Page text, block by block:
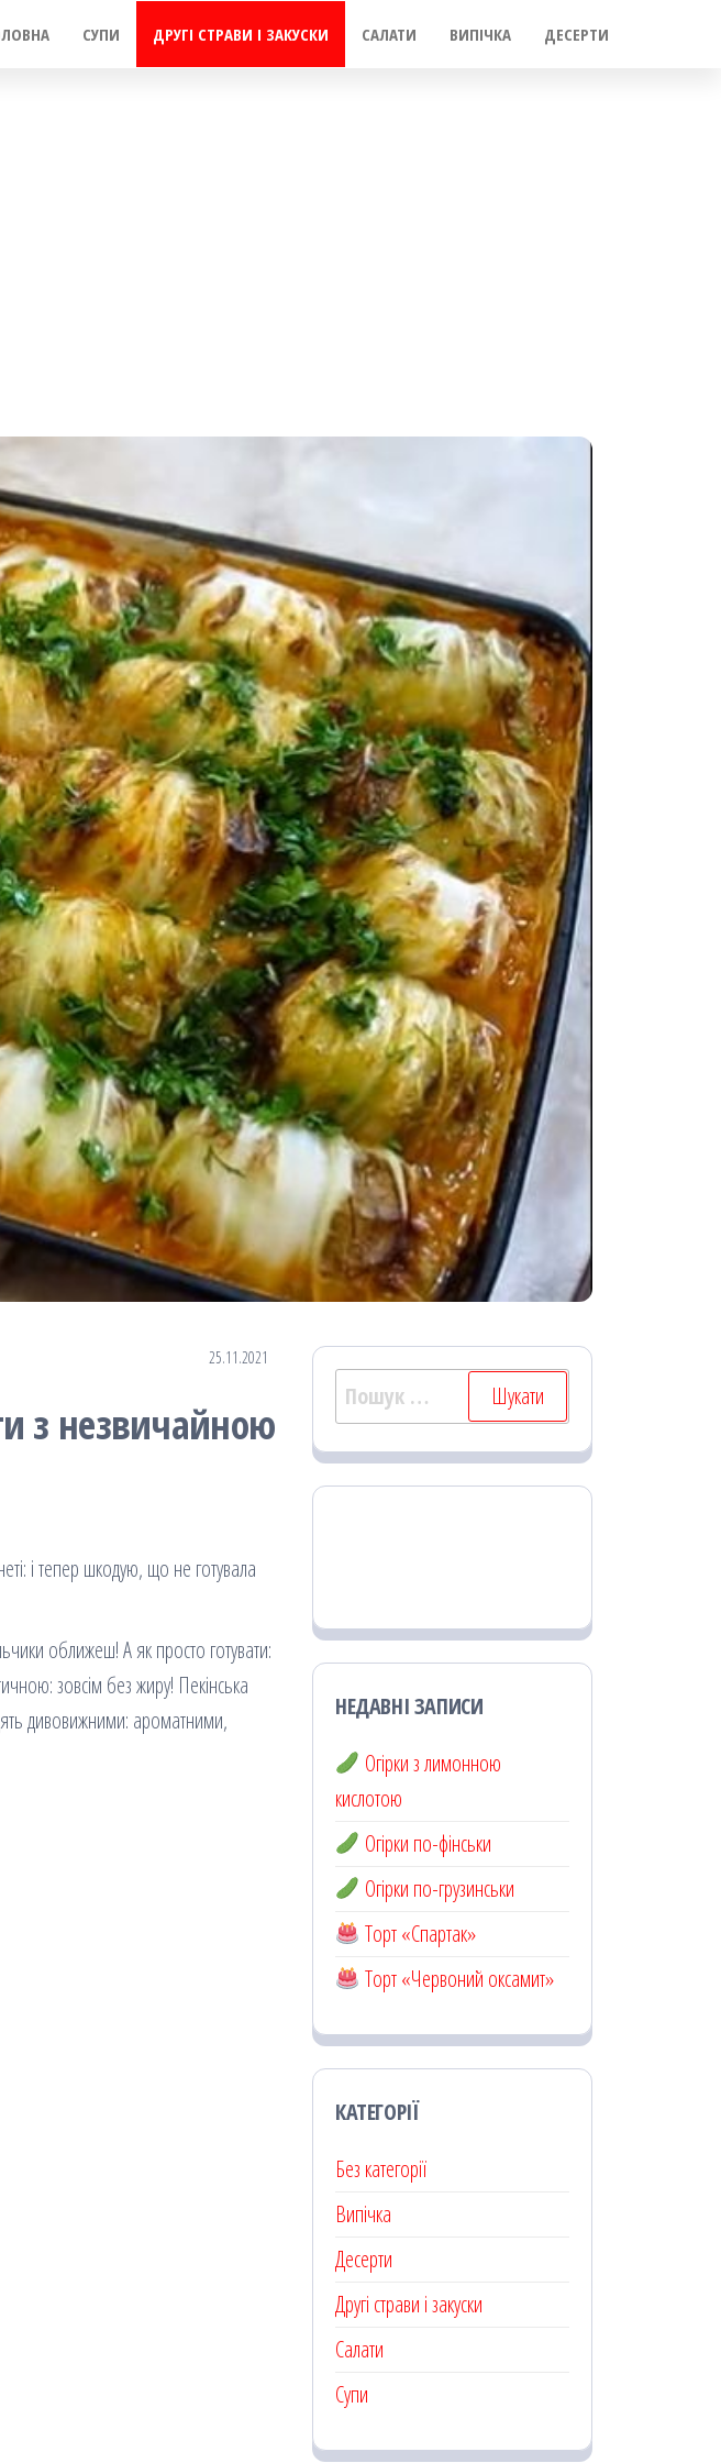
СУПИ ДРУГІ СТРАВИ І ЗАКУСКИ САЛАТИ ВИПІЧКА ДЕСЕРТИ
25.11.2021
з незвичайною
і тепер шкодую, що не готувала
оближеш! А як просто готувати:
зовсім без жиру! Пекінська
дивовижними: ароматними,
Пошук:
НЕДАВНІ ЗАПИСИ
Огірки з лимонною
кислотою
Огірки по-фінськи
Огірки по-грузинськи
Торт «Спартак»
Торт «Червоний оксамит»
КАТЕГОРІЇ
Без категорії
Випічка
Десерти
Другі страви і закуски
Салати
Супи